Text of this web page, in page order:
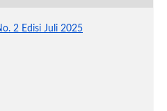
2 Edisi Juli 2025